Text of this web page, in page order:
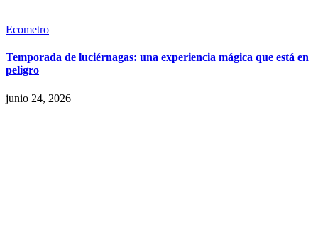
Ecometro
Temporada de luciérnagas: una experiencia mágica que está en
peligro
junio 24, 2026